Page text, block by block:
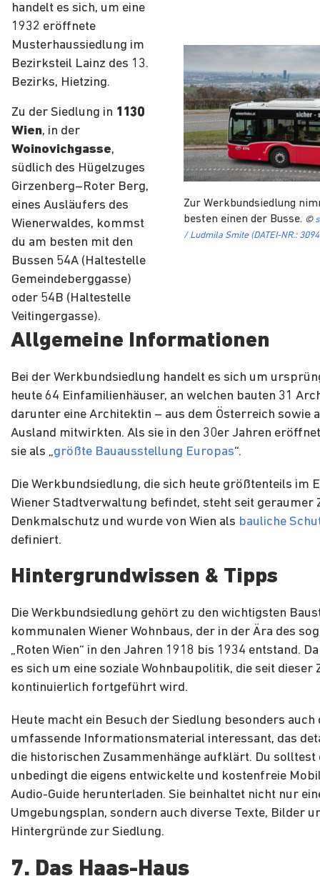
handelt es sich, um eine
1932 eröffnete
Musterhaussiedlung im
Bezirksteil Lainz des 13.
Bezirks, Hietzing.
Zu der Siedlung in 1130
Wien, in der
Woinovichgasse,
südlich des Hügelzuges
Girzenberg–Roter Berg,
eines Ausläufers des
Wienerwaldes, kommst
du am besten mit den
Bussen 54A (Haltestelle
Gemeindeberggasse)
oder 54B (Haltestelle
Veitingergasse).
Zur Werkbundsiedlung
besten einen der Busse. ©
/ Ludmila Smite (DATEI-NR.:
Allgemeine Informationen
Bei der Werkbundsiedlung handelt es sich um
heute 64 Einfamilienhäuser, an welchen bauten 31
darunter eine Architektin – aus dem Österreich sowie
Ausland mitwirkten. Als sie in den 30er Jahren
sie als „größte Bauausstellung Europas“.
Die Werkbundsiedlung, die sich heute größtenteils im
Wiener Stadtverwaltung befindet, steht seit geraumer
Denkmalschutz und wurde von Wien als bauliche
definiert.
Hintergrundwissen & Tipps
Die Werkbundsiedlung gehört zu den wichtigsten
kommunalen Wiener Wohnbaus, der in der Ära des
„Roten Wien“ in den Jahren 1918 bis 1934 entstand.
es sich um eine soziale Wohnbaupolitik, die seit dieser
kontinuierlich fortgeführt wird.
Heute macht ein Besuch der Siedlung besonders auch
umfassende Informationsmaterial interessant, das
die historischen Zusammenhänge aufklärt. Du
unbedingt die eigens entwickelte und kostenfreie
Audio-Guide herunterladen. Sie beinhaltet nicht nur
Umgebungsplan, sondern auch diverse Texte, Bilder
Hintergründe zur Siedlung.
7. Das Haas-Haus